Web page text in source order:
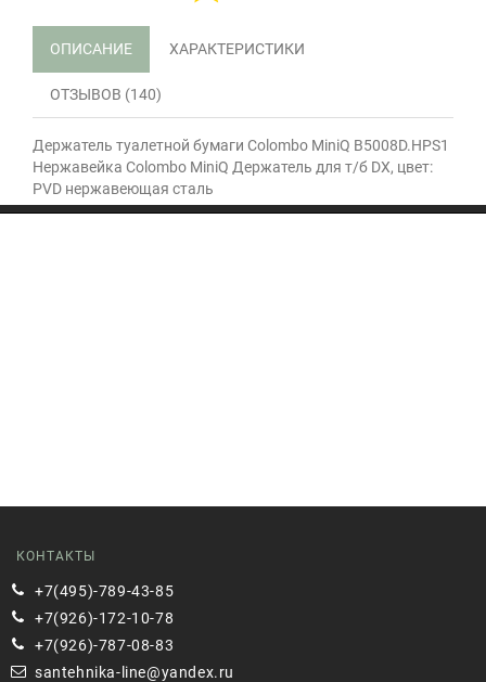
ОПИСАНИЕ ХАРАКТЕРИСТИКИ
ОТЗЫВОВ (140)
Держатель туалетной бумаги Colombo MiniQ B5008D.HPS1
Нержавейка Colombo MiniQ Держатель для т/б DX, цвет:
PVD нержавеющая сталь
КОНТАКТЫ
+7(495)-789-43-85
+7(926)-172-10-78
+7(926)-787-08-83
santehnika-line@yandex.ru